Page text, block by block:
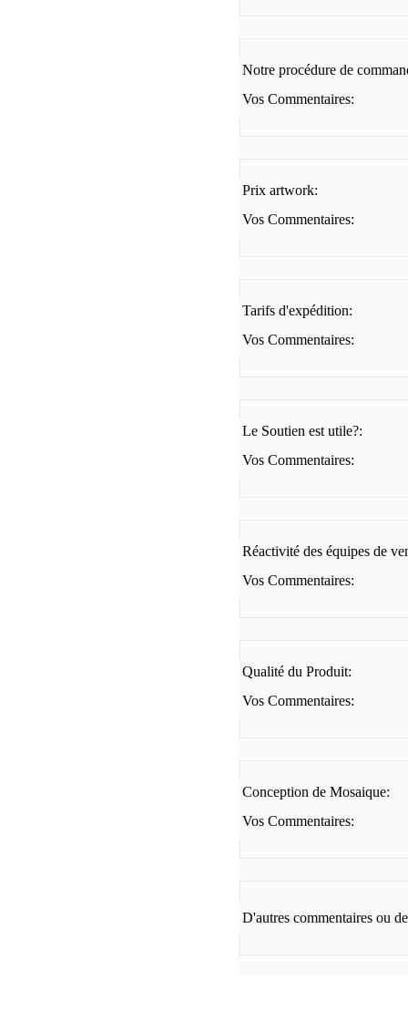
Notre procédure de
Vos Commentaires:
Prix ​​artwork:
Vos Commentaires:
Tarifs d'expédition:
Vos Commentaires:
Le Soutien est utile?:
Vos Commentaires:
Réactivité des équipes de
Vos Commentaires:
Qualité du Produit:
Vos Commentaires:
Conception de Mosaique:
Vos Commentaires:
D'autres commentaires ou